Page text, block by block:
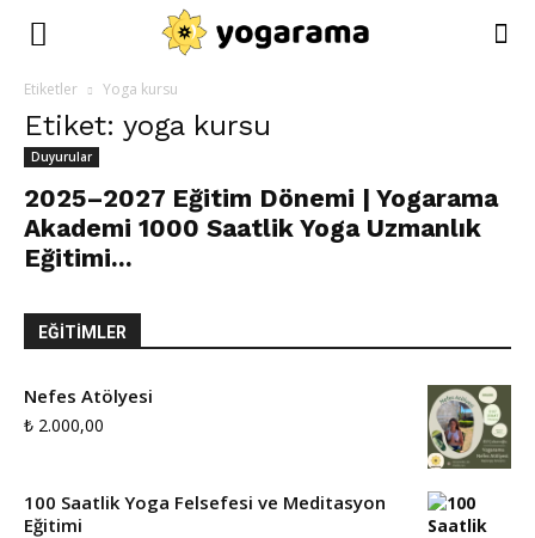
Etiketler Yoga kursu
Etiket: yoga kursu
Duyurular
2025–2027 Eğitim Dönemi | Yogarama
Akademi 1000 Saatlik Yoga Uzmanlık
Eğitimi...
EĞITIMLER
Nefes Atölyesi
₺ 2.000,00
100 Saatlik Yoga Felsefesi ve Meditasyon
Eğitimi